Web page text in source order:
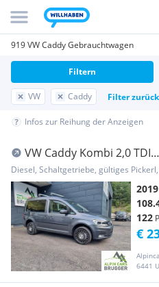
919 VW Caddy Gebrauchtwagen
VW Caddy Filter
Filtern
Infos zur Reihung der Anzeigen
VW Caddy Kombi 2,0 TDI
4MOTION//
Diesel, Schaltgetriebe, gültiges
2019
122
6441
€